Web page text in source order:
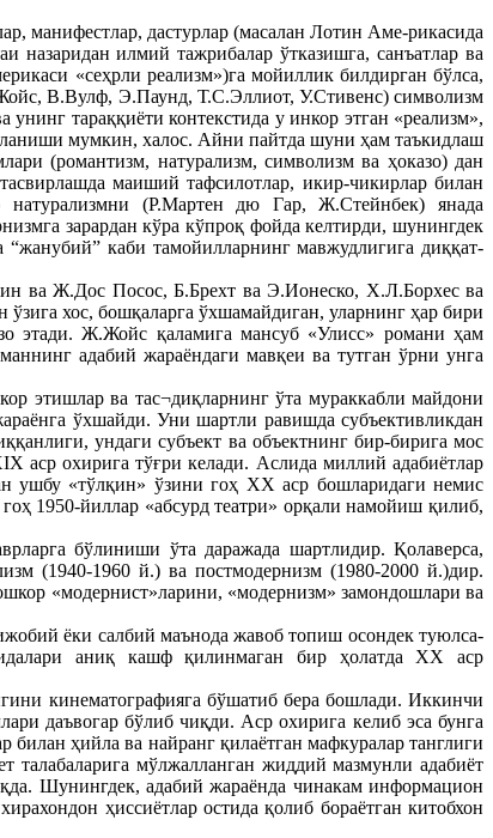
манифестлар, дастурлар (масалан Лотин Аме-рикасида
илмий тажрибалар ўтказишга, санъатлар ва
«сеҳрли реализм»)га мойиллик билдирган бўлса,
В.Вулф, Э.Паунд, Т.С.Эллиот, У.Стивенс) символизм
тараққиёти контекстида у инкор этган «реализм»,
мумкин, халос. Айни пайтда шуни ҳам таъкидлаш
(романтизм, натурализм, символизм ва ҳоказо) дан
маиший тафсилотлар, икир-чикирлар билан
натурализмни (Р.Мартен дю Гар, Ж.Стейнбек) янада
зарардан кўра кўпроқ фойда келтирди, шунингдек
“жанубий” каби тамойилларнинг мавжудлигига диққат-
ва Ж.Дос Посос, Б.Брехт ва Э.Ионеско, Х.Л.Борхес ва
хос, бошқаларга ўхшамайдиган, уларнинг ҳар бири
этади. Ж.Жойс қаламига мансуб «Улисс» романи ҳам
адабий жараёндаги мавқеи ва тутган ўрни унга
этишлар ва тас¬диқларнинг ўта мураккабли майдони
ўхшайди. Уни шартли равишда субъективликдан
ундаги субъект ва объектнинг бир-бирига мос
аср охирига тўғри келади. Аслида миллий адабиётлар
ушбу «тўлқин» ўзини гоҳ XX аср бошларидаги немис
1950-йиллар «абсурд театри» орқали намойиш қилиб,
бўлиниши ўта даражада шартлидир. Қолаверса,
(1940-1960 й.) ва постмодернизм (1980-2000 й.)дир.
«модернист»ларини, «модернизм» замондошлари ва
ёки салбий маънода жавоб топиш осондек туюлса-
аниқ кашф қилинмаган бир ҳолатда XX аср
кинематографияга бўшатиб бера бошлади. Иккинчи
даъвогар бўлиб чиқди. Аср охирига келиб эса бунга
ҳийла ва найранг қилаётган мафкуралар танглиги
талабаларига мўлжалланган жиддий мазмунли адабиёт
Шунингдек, адабий жараёнда чинакам информацион
ҳиссиётлар остида қолиб бораётган китобхон